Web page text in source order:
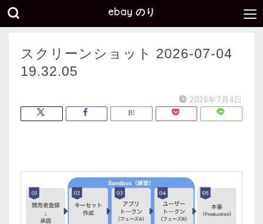
ebay のり
スクリーンショット 2026-07-04
19.32.05
2026年7月4日